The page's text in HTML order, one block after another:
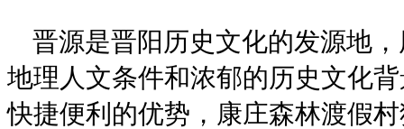
晋源是晋阳历史文化的发源地
地理人文条件和浓郁的历史文化
快捷便利的优势，康庄森林渡假